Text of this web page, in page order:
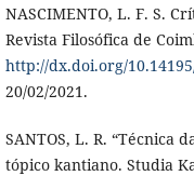
NASCIMENTO, L. F. S.
Revista Filosófica de
http://dx.doi.org/
20/02/2021.
SANTOS, L. R. “Técnica
tópico kantiano. Studia